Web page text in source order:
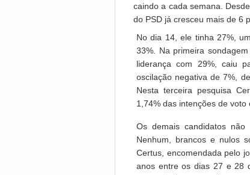
caindo a cada semana.
do PSD já cresceu mais de 6
No dia 14, ele tinha 27%,
33%. Na primeira
liderança com 29%, caiu
oscilação negativa de 7%,
Nesta terceira pesquisa
1,74% das intenções de voto
Os demais candidatos não
Nenhum, brancos e nulos
Certus, encomendada pelo
anos entre os dias 27 e 28